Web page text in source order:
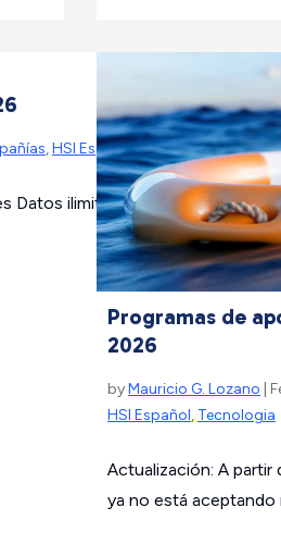
,HSI Español,Preguntas
ilimitados Sin contratos
Programas de
2026
byMauricio G. Lozano |
HSI Español, Tecnologia
Actualización: A
ya no está aceptando